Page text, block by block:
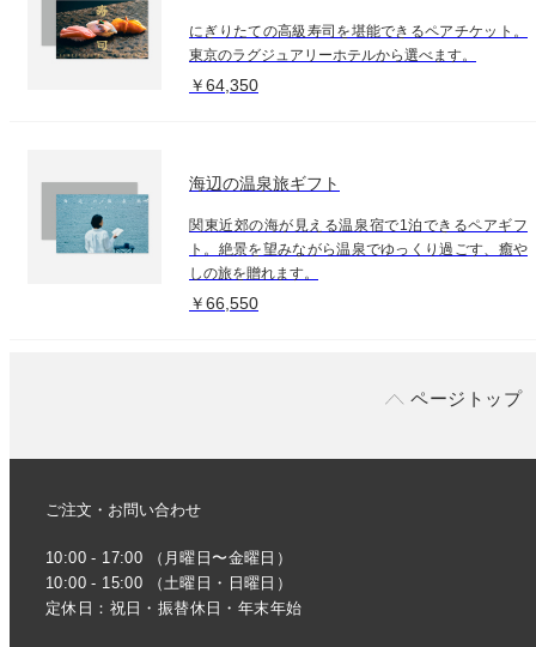
にぎりたての高級寿司を堪能できるペアチケット。
東京のラグジュアリーホテルから選べます。
￥64,350
海辺の温泉旅ギフト
関東近郊の海が見える温泉宿で1泊できるペアギフ
ト。絶景を望みながら温泉でゆっくり過ごす、癒や
しの旅を贈れます。
￥66,550
ページトップ
ご注文・お問い合わせ
10:00 - 17:00 （月曜日〜金曜日）
10:00 - 15:00 （土曜日・日曜日）
定休日：祝日・振替休日・年末年始